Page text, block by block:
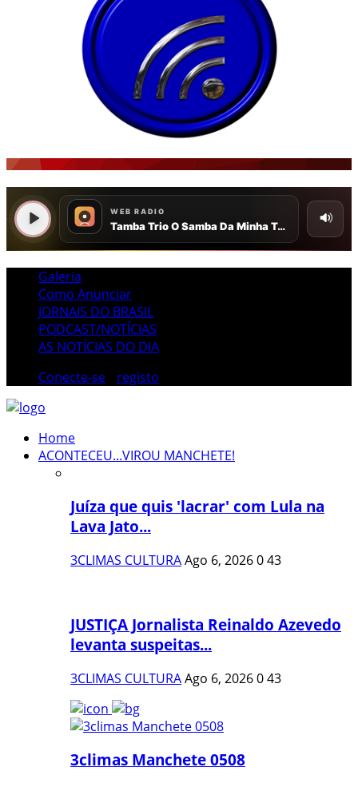
Galeria
Como Anunciar
JORNAIS DO BRASIL
PODCAST/NOTÍCIAS
AS NOTÍCIAS DO DIA
Conecte-se
registo
Home
ACONTECEU...VIROU MANCHETE!
Juíza que quis 'lacrar' com Lula na
Lava Jato...
3CLIMAS CULTURAAgo 6, 2026043
JUSTIÇA Jornalista Reinaldo Azevedo
levanta suspeitas...
3CLIMAS CULTURAAgo 6, 2026043
3climas Manchete 0508